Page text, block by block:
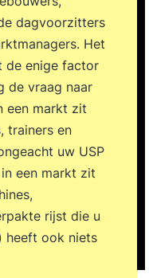
Stap 3. Een
Learning
krijg je
Learning
artikelen,
direct toe
het jou
tablet of
resultaat uit je
duurzaam toe in je
De training
trainer met
combineren
dagvoorzitters
Het
de enige factor
de vraag naar
een markt zit
trainers en
uw USP
een markt zit
rijst die u
heeft ook niets